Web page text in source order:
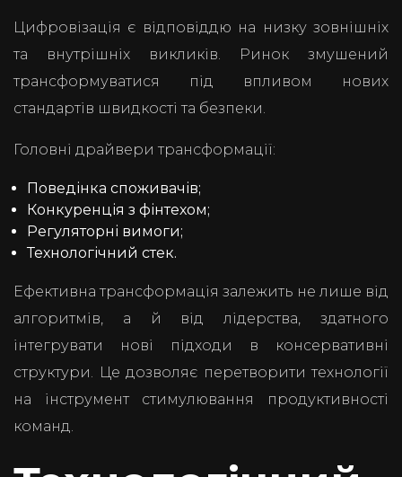
Цифровізація є відповіддю на низку зовнішніх
та внутрішніх викликів. Ринок змушений
трансформуватися під впливом нових
стандартів швидкості та безпеки.
Головні драйвери трансформації:
Поведінка споживачів;
Конкуренція з фінтехом;
Регуляторні вимоги;
Технологічний стек.
Ефективна трансформація залежить не лише від
алгоритмів, а й від лідерства, здатного
інтегрувати нові підходи в консервативні
структури. Це дозволяє перетворити технології
на інструмент стимулювання продуктивності
команд.